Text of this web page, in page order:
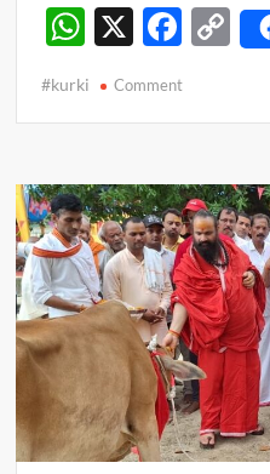
W
at
A
p
p
X
F
e
o
o
k
C
o
Li
n
k
#kurki Commenton
अंसारी
के
शार्प
शूटर
की करोड़ों
की
सम्पत्ति
कुर्क